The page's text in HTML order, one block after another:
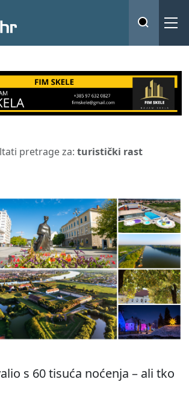
pretrage za: turistički rast
s 60 tisuća noćenja – ali tko